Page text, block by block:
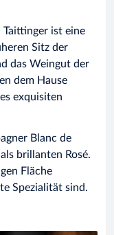
Taittinger ist eine
Sitz der
das Weingut der
dem Hause
exquisiten
Blanc de
brillanten Rosé.
Fläche
Spezialität sind.